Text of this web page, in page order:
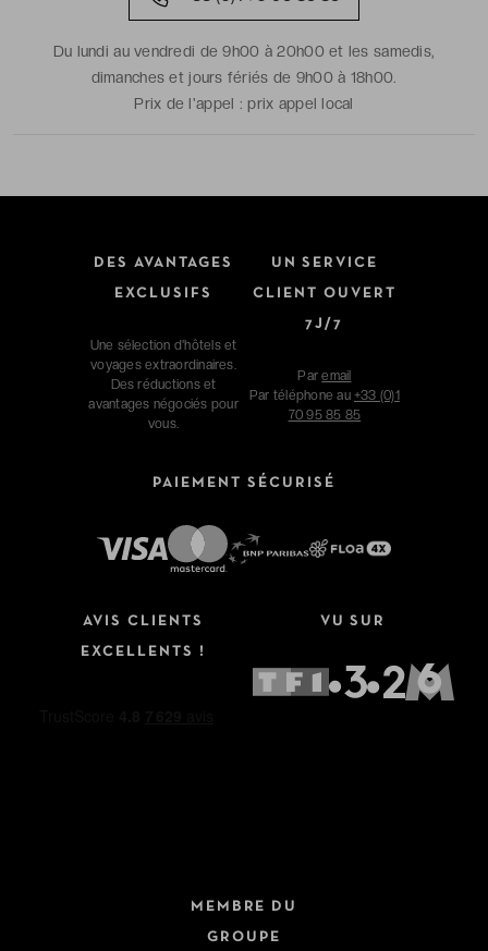
Du lundi au vendredi de 9h00 à 20h00 et les samedis,
dimanches et jours fériés de 9h00 à 18h00.
Prix de l'appel :prix appel local
DES AVANTAGES
EXCLUSIFS
Une sélection d'hôtels et
voyages extraordinaires.
Des réductions et
avantages négociés pour
vous.
UN SERVICE
CLIENT OUVERT
7J/7
Paremail
Par téléphone au +33 (0)1
70 95 85 85
PAIEMENT SÉCURISÉ
AVIS CLIENTS
EXCELLENTS !
VU SUR
MEMBRE DU
GROUPE